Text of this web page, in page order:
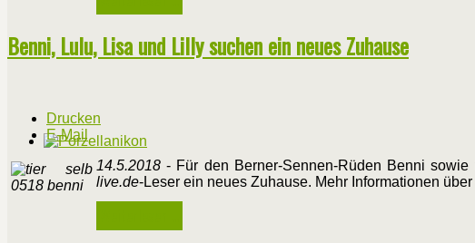
Benni, Lulu, Lisa und Lilly suchen ein neues Zuhause
Drucken
E-Mail
14.5.2018 - Für den Berner-Sennen-Rüden Benni
live.de-Leser ein neues Zuhause. Mehr Informationen